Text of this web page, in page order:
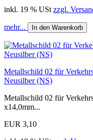
inkl. 19 % USt zzgl.
mehr... In den Warenkorb
Metallschild 02 für
Neusilber (NS)
Metallschild 02 für
x14,0mm...
EUR 3,10